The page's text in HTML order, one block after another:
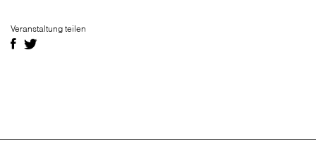
Veranstaltung teilen